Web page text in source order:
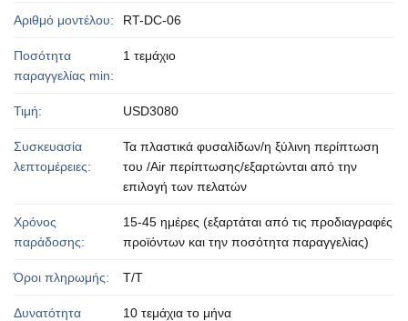
Αριθμό μοντέλου: RT-DC-06
Ποσότητα
παραγγελίας min:
1 τεμάχιο
Τιμή: USD3080
Συσκευασία
λεπτομέρειες:
Τα πλαστικά φυσαλίδων/η ξύλινη περίπτωση
του /Air περίπτωσης/εξαρτώνται από την
επιλογή των πελατών
Χρόνος
παράδοσης:
15-45 ημέρες (εξαρτάται από τις προδιαγραφές
προϊόντων και την ποσότητα παραγγελίας)
Όροι πληρωμής: T/T
Δυνατότητα
10 τεμάχια το μήνα